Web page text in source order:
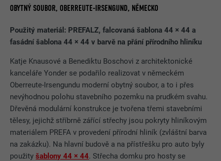
OBYTNÝ SOUBOR, OBERREUTE-IRSENGUND, NĚMECKO
Použitý materiál: PREFALZ, falcovaná šablona 44 × 44 a
fasádní šablona 44 × 44 v barvě na přání přírodního hliníku
Katje Knausové a Benediktu Boschovi z architektonické
kanceláře Yonder se podařilo realizovat v německém
Oberreute-Irsengundu moderní obytný soubor, a to i přes
nevýhodnou polohu stavebního pozemku na prudkém svahu.
Dřevěná modulární konstrukce je tvořena třemi stavebními
tělesy, jejichž stříbrně zářící střechy jsou pokryty hliníkovým
materiálem PREFA v provedení přírodní hliník (zvláštní barva
na zakázku). Na hlavní budově a na přístřešku pro auto byly
použityšablony 44 × 44. Střecha domku pro hosty se